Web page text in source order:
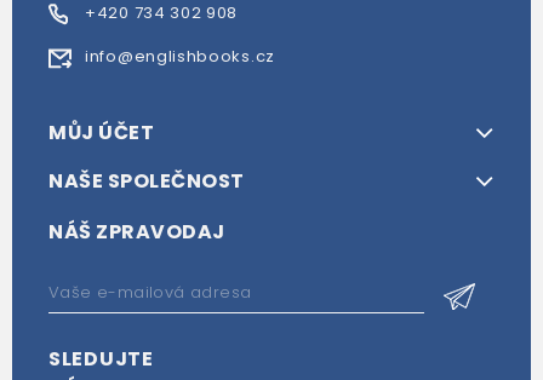
+420 734 302 908
info@englishbooks.cz
MŮJ ÚČET
NAŠE SPOLEČNOST
NÁŠ ZPRAVODAJ
SLEDUJTE